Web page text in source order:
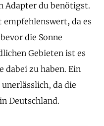
Adapter du benötigst.
empfehlenswert, da es
die Sonne
Gebieten ist es
dabei zu haben. Ein
da die
Deutschland.